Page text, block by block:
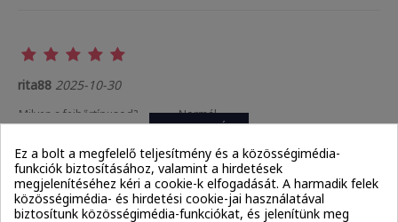
rita88 2025-10-30
Milyen a fejbőrtípusod?
Normál
Milyen vastagok a hajszálaid?
Normál
Károsodott a hajad?
Igen
Festett a hajad?
Nincs festve
Korpás a fejbőröd?
Nem
MUTASS MÉG
Ez a bolt a megfelelő teljesítmény és a közösségimédia-
funkciók biztosításához, valamint a hirdetések
megjelenítéséhez kéri a cookie-k elfogadását. A harmadik felek
közösségimédia- és hirdetési cookie-jai használatával
biztosítunk közösségimédia-funkciókat, és jelenítünk meg